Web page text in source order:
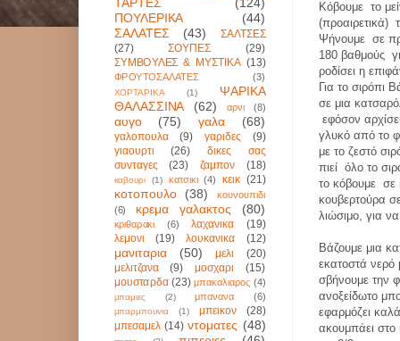
Κόβουμε το
(προαιρετικά)
Ψήνουμε σε
180 βαθμούς
ροδίσει η
Για το σιρόπι
σε μια
εφόσον
γλυκό από το
με το ζεστό
πιεί όλο το
το κόβουμε σε
κουβερτούρα
λιώσιμο, για
Βάζουμε μια
εκατοστά νερό
σβήνουμε την
ανοξείδωτο
εφαρμόζει
ακουμπάει
ΠΟΥΛΕΡΙΚΑ
(44)
ΣΑΛΑΤΕΣ
(43)
ΣΑΛΤΣΕΣ
(27)
ΣΟΥΠΕΣ
(29)
ΣΥΜΒΟΥΛΕΣ & ΜΥΣΤΙΚΑ (13)
ΦΡΟΥΤΟΣΑΛΑΤΕΣ (3)
ΧΟΡΤΑΡΙΚΑ (1)
ΨΑΡΙΚΑ
ΘΑΛΑΣΣΙΝΑ
(62) αρνι (8)
αυγο (75) γαλα (68)
γαλοπουλα (9) γαριδες
(9)
γιαουρτι
(26)
δικες σας
συνταγες
(23) ζαμπον (18)
καβουρι (1) κατσικι (4) κεικ (21)
κοτοπουλο (38)
κουνουπιδι
(6)
κρεμα γαλακτος (80)
κριθαρακι (6) λαχανικα
(19)
λεμονι
(19) λουκανικα (12)
μανιταρια (50) μελι
(20)
μελιτζανα
(9) μοσχαρι
(15)
μουσταρδα (23) μπακαλιαρος (4)
μπαμιες (2) μπανανα (6)
μπαρμπουνια (1) μπεικον
(28)
μπεσαμελ (14) ντοματες (48)